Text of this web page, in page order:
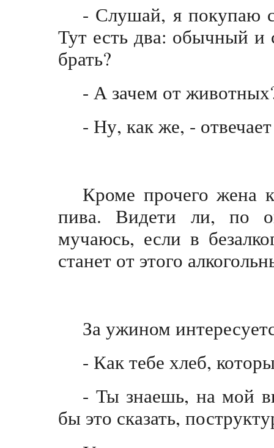
- Слушай, я покупаю
Тут есть два: обычный
брать?
- А зачем от
- Ну, как же, -
Кроме прочего жена
пива. Видети ли, по
мучаюсь, если в
станет от этого
За ужином
- Как тебе хлеб,
- Ты знаешь, на мой
бы это сказать,